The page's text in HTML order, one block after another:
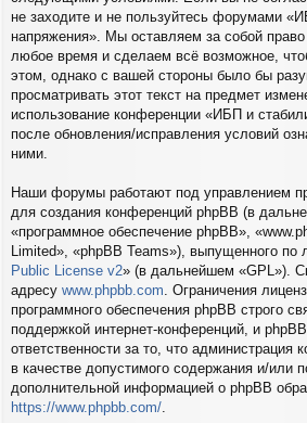
не заходите и не пользуйтесь форумами
напряжения». Мы оставляем за собой
любое время и сделаем всё возможное,
этом, однако с вашей стороны было бы
просматривать этот текст на предмет
использование конференции «ИБП и
после обновления/исправления условий
ними.
Наши форумы работают под управлением
для создания конференций phpBB (в
«программное обеспечение phpBB»,
Limited», «phpBB Teams»), выпущенного по
Public License v2» (в дальнейшем «GPL»).
адресу www.phpbb.com . Ограничения
программного обеспечения phpBB строго
поддержкой интернет-конференций, и
ответственности за то, что администрация
в качестве допустимого содержания и/или
дополнительной информацией о phpBB
https://www.phpbb.com/